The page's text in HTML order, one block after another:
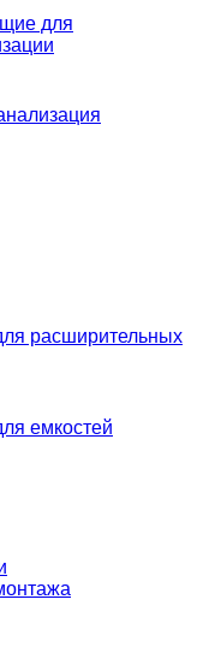
для
расширительных
емкостей